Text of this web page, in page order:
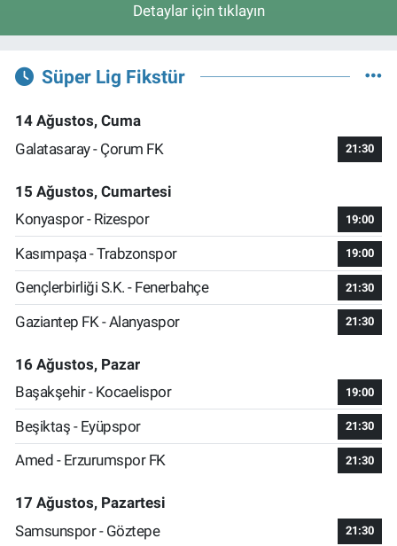
Detaylar için tıklayın
Süper Lig Fikstür
14 Ağustos, Cuma
Galatasaray - Çorum FK
21:30
15 Ağustos, Cumartesi
Konyaspor - Rizespor
19:00
Kasımpaşa - Trabzonspor 19:00
Gençlerbirliği S.K. - Fenerbahçe 21:30
Gaziantep FK - Alanyaspor 21:30
16 Ağustos, Pazar
Başakşehir - Kocaelispor
19:00
Beşiktaş - Eyüpspor 21:30
Amed - Erzurumspor FK 21:30
17 Ağustos, Pazartesi
Samsunspor - Göztepe
21:30